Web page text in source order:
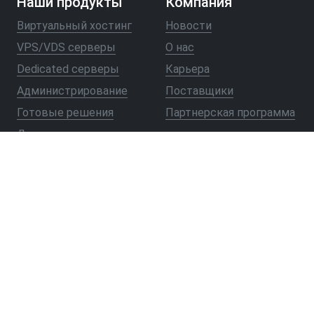
Виртуальный хостинг
VPS/VDS серверы
Dedicated серверы
Администрирование
Готовые решения
Доменные имена
Новости
О нас
Карьера
Поставщики
Партнерская программа